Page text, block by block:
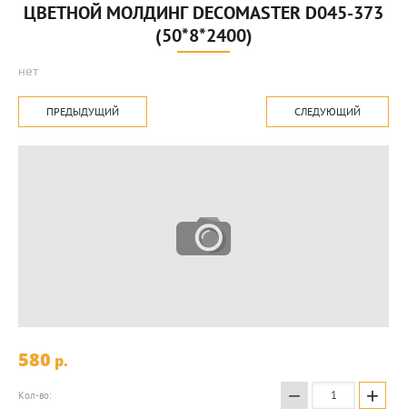
ЦВЕТНОЙ МОЛДИНГ DECOMASTER D045-373
(50*8*2400)
нет
ПРЕДЫДУЩИЙ СЛЕДУЮЩИЙ
580 p.
Кол-во: − +